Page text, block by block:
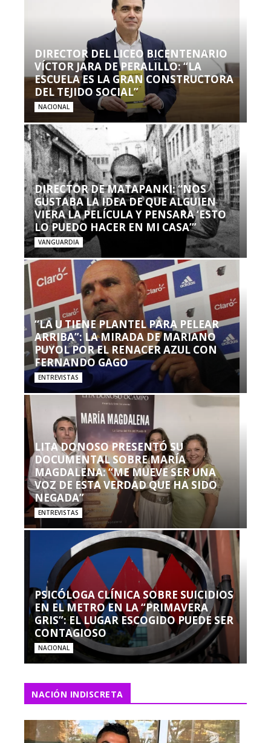
DIRECTOR DEL LICEO BICENTENARIO
VÍCTOR JARA DE PERALILLO: “LA
ESCUELA ES LA GRAN CONSTRUCTORA
DEL TEJIDO SOCIAL”
NACIONAL
DIRECTOR DE MATAPANKI: “NOS
GUSTABA LA IDEA DE QUE ALGUIEN
VIERA LA PELÍCULA Y PENSARA ‘ESTO
LO PUEDO HACER EN MI CASA’”
VANGUARDIA
“LA U TIENE PLANTEL PARA PELEAR
ARRIBA”: LA MIRADA DE MARIANO
PUYOL POR EL RENACER AZUL CON
FERNANDO GAGO
ENTREVISTAS
LITA DONOSO PRESENTÓ SU
DOCUMENTAL SOBRE MARÍA
MAGDALENA: “ME MUEVE SER UNA
VOZ DE ESTA VERDAD QUE HA SIDO
NEGADA”
ENTREVISTAS
PSICÓLOGA CLÍNICA SOBRE SUICIDIOS
EN EL METRO EN LA “PRIMAVERA
GRIS”: EL LUGAR ESCOGIDO PUEDE SER
CONTAGIOSO
NACIONAL
NACIÓN INDISCRETA